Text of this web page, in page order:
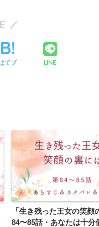
てブ LINE
「生き残った王女の笑顔
84〜85話・あなたは十分